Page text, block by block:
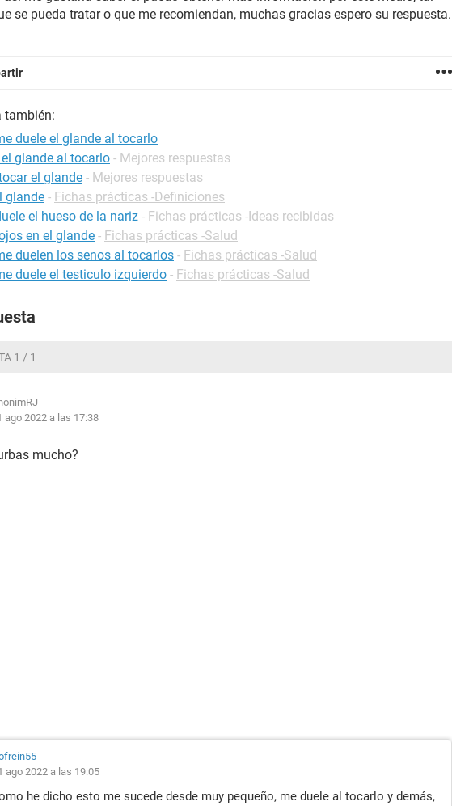
se pueda tratar o que me recomiendan, muchas gracias espero su respuesta.
también:
duele el glande al tocarlo
glande al tocarlo - Mejores respuestas
el glande - Mejores respuestas
glande - Fichas prácticas -Definiciones
el hueso de la nariz - Fichas prácticas -Ideas recibidas
en el glande - Fichas prácticas -Salud
duelen los senos al tocarlos - Fichas prácticas -Salud
duele el testiculo izquierdo - Fichas prácticas -Salud
1 / 1
ago 2022 a las 17:38
mucho?
ago 2022 a las 19:05
he dicho esto me sucede desde muy pequeño, me duele al tocarlo y demás,